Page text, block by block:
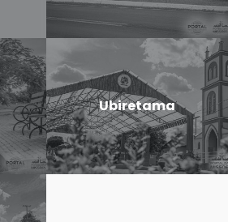
Ubiretama